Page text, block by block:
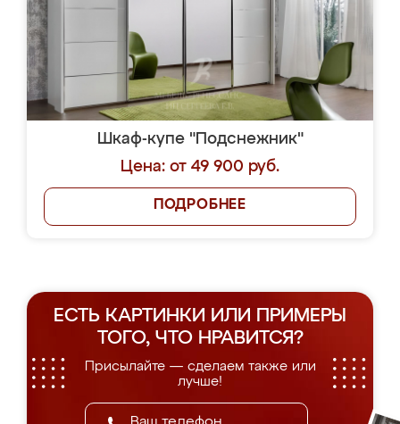
Шкаф-купе "Подснежник"
Цена: от 49 900 руб.
ПОДРОБНЕЕ
ЕСТЬ КАРТИНКИ ИЛИ ПРИМЕРЫ
ТОГО, ЧТО НРАВИТСЯ?
Присылайте — сделаем также или
лучше!